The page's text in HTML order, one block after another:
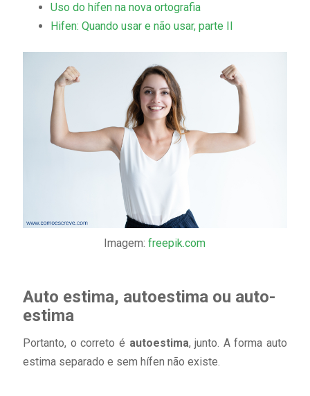
Uso do hífen na nova ortografia
Hifen: Quando usar e não usar, parte II
Imagem:freepik.com
Auto estima, autoestima ou auto-
estima
Portanto, o correto é autoestima, junto. A forma auto
estima separado e sem hífen não existe.